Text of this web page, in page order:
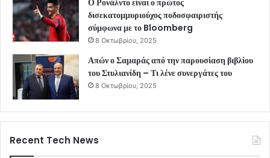
δισεκατομμυριούχος ποδοσφαιριστής
σύμφωνα με το Bloomberg
8 Οκτωβρίου, 2025
Απών ο Σαμαράς από την παρουσίαση βιβλίου
του Στυλιανίδη – Τι λένε συνεργάτες του
8 Οκτωβρίου, 2025
Recent Tech News